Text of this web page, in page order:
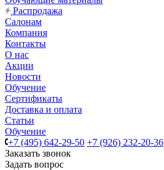
Распродажа
Салонам
Компания
Контакты
О нас
Акции
Новости
Обучение
Сертификаты
Доставка и оплата
Статьи
Обучение
+7 (495) 642-29-50 +7 (926) 232-20-36
Заказать звонок
Задать вопрос